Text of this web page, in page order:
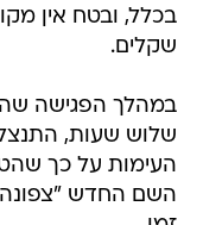
בכלל, ובטח אין
שקלים.
במהלך הפגישה
שלוש שעות, התנצל
העימות על כך
השם החדש